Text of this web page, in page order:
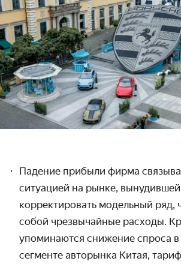
Падение прибыли фирма
ситуацией на рынке,
корректировать модельный ряд,
собой чрезвычайные расходы.
упоминаются снижение спроса
сегменте авторынка Китая,